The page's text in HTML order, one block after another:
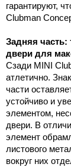
гарантируют,
Clubman
Задняя
двери для
Сзади MINI
атлетично.
части
устойчиво и
элементом,
двери. В
элемент
листового
вокруг них